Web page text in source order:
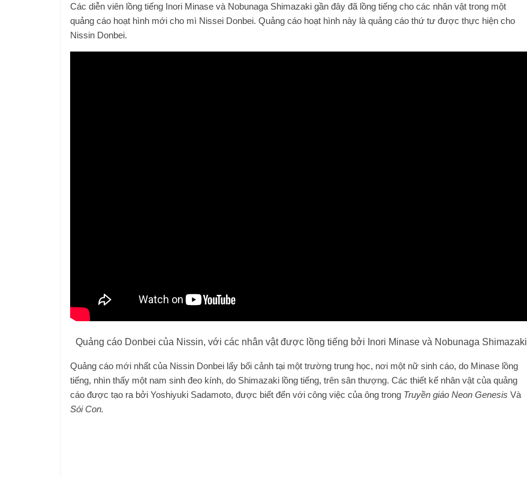
Các diễn viên lồng tiếng Inori Minase và Nobunaga Shimazaki gần đây đã lồng tiếng cho các nhân vật trong một
quảng cáo hoạt hình mới cho mì Nissei Donbei. Quảng cáo hoạt hình này là quảng cáo thứ tư được thực hiện cho
Nissin Donbei.
Quảng cáo Donbei của Nissin, với các nhân vật được lồng tiếng bởi Inori Minase và Nobunaga Shimazaki
Quảng cáo mới nhất của Nissin Donbei lấy bối cảnh tại một trường trung học, nơi một nữ sinh cáo, do Minase lồng
tiếng, nhìn thấy một nam sinh đeo kính, do Shimazaki lồng tiếng, trên sân thượng. Các thiết kế nhân vật của quảng
cáo được tạo ra bởi Yoshiyuki Sadamoto, được biết đến với công việc của ông trong Truyền giáo Neon Genesis Và
Sói Con.